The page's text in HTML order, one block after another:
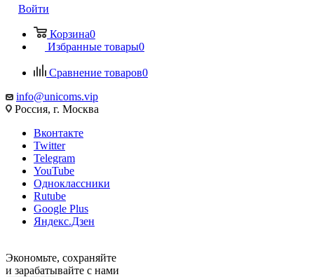
Войти
Корзина0
Избранные товары0
Сравнение товаров0
info@unicoms.vip
Россия, г. Москва
Вконтакте
Twitter
Telegram
YouTube
Одноклассники
Rutube
Google Plus
Яндекс.Дзен
Экономьте, сохраняйте
и зарабатывайте с нами